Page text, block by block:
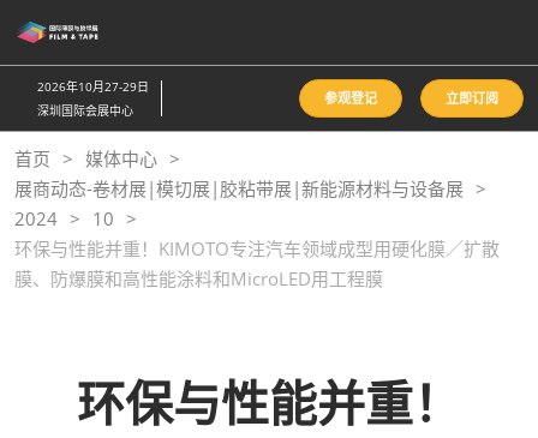
接
跳
至
内
容
2026年10月27-29日
深圳国际会展中心
参观登记 立即订阅
首页
媒体中心
展商动态-卷材展|模切展|胶粘带展|新能源材料与设备展
2024
10
环保与性能并重！KIMOTO专注汽车领域成型用硬化膜／扩散
膜、防爆膜和高性能涂料和MicroLED用工程膜
环保与性能并重！